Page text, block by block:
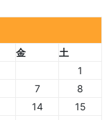
金
土
1
7
8
14
15